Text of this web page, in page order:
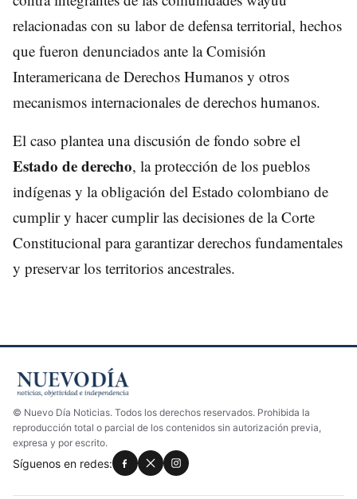
relacionadas con su labor de defensa territorial, hechos
que fueron denunciados ante la Comisión
Interamericana de Derechos Humanos y otros
mecanismos internacionales de derechos humanos.
El caso plantea una discusión de fondo sobre el
Estado de derecho, la protección de los pueblos
indígenas y la obligación del Estado colombiano de
cumplir y hacer cumplir las decisiones de la Corte
Constitucional para garantizar derechos fundamentales
y preservar los territorios ancestrales.
© Nuevo Día Noticias. Todos los derechos reservados. Prohibida la
reproducción total o parcial de los contenidos sin autorización previa,
expresa y por escrito.
Síguenos en redes: